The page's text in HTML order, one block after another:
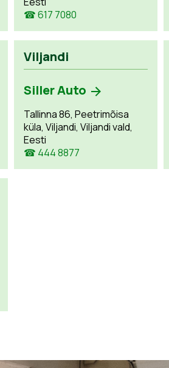
☎ 617 7080
Viljandi
Siller Auto
Tallinna 86, Peetrimõisa
küla, Viljandi, Viljandi vald,
Eesti
☎ 444 8877